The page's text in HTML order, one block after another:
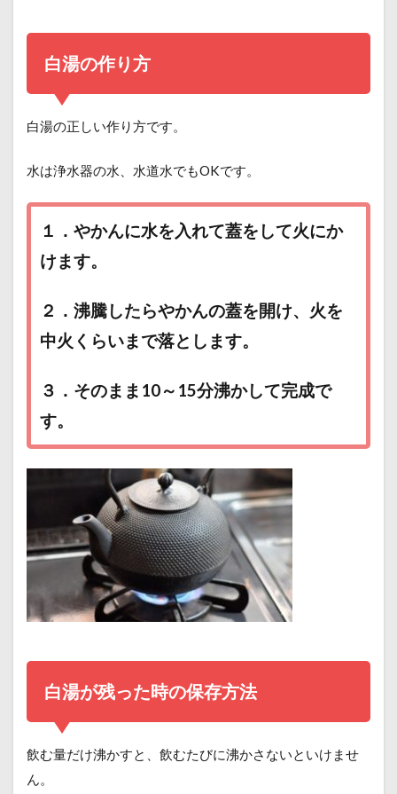
白湯の作り方
白湯の正しい作り方です。
水は浄水器の水、水道水でもOKです。
１．やかんに水を入れて蓋をして火にか
けます。
２．沸騰したらやかんの蓋を開け、火を
中火くらいまで落とします。
３．そのまま10～15分沸かして完成で
す。
白湯が残った時の保存方法
飲む量だけ沸かすと、飲むたびに沸かさないといけませ
ん。